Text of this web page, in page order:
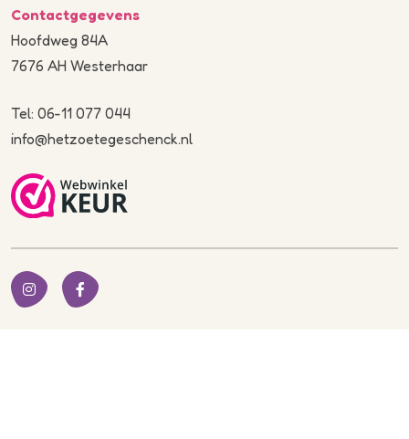
Contactgegevens
Hoofdweg 84A
7676 AH Westerhaar
Tel: 06-11 077 044
info@hetzoetegeschenck.nl